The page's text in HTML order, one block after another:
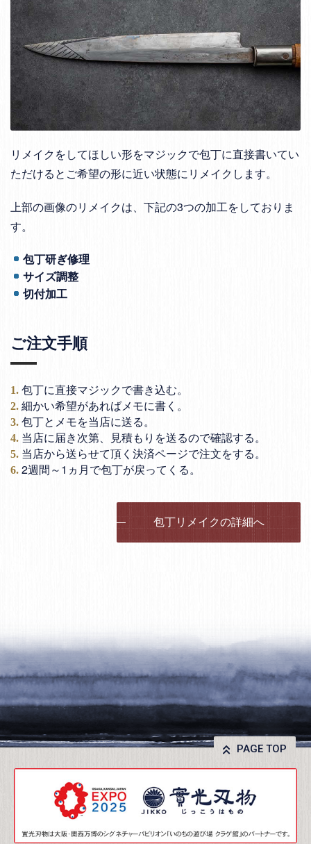
リメイクをしてほしい形をマジックで包丁に直接書いてい
ただけるとご希望の形に近い状態にリメイクします。
上部の画像のリメイクは、下記の3つの加工をしておりま
す。
包丁研ぎ修理
サイズ調整
切付加工
ご注文手順
包丁に直接マジックで書き込む。
細かい希望があればメモに書く。
包丁とメモを当店に送る。
当店に届き次第、見積もりを送るので確認する。
当店から送らせて頂く決済ページで注文をする。
2週間～1ヵ月で包丁が戻ってくる。
包丁リメイクの詳細へ
PAGE TOP